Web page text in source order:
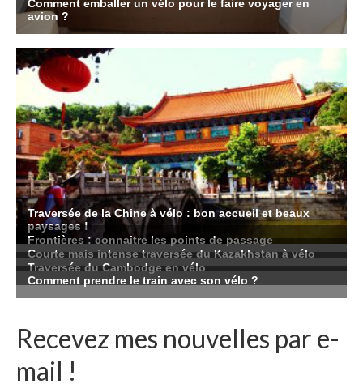
Recevez mes nouvelles par e-
mail !